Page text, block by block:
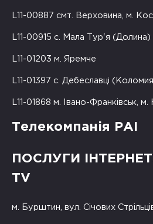
L11-00887 смт. Верховина, м.
L11-00915 с. Мала Тур'я (Долина)
L11-01203 м. Яремче
L11-01397 с. Дебеславці
L11-01868 м. Івано-Франківськ, м.
Телекомпанія РАІ
ПОСЛУГИ
TV
м. Бурштин, вул. Січових